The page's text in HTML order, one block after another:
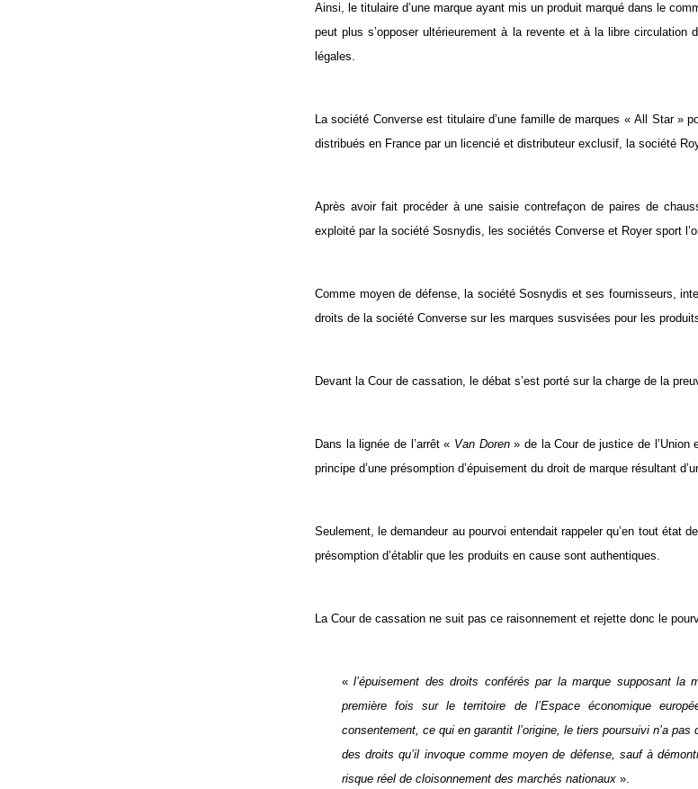
Ainsi, le titulaire d’une marque ayant mis un produit marqué dans le
peut plus s’opposer ultérieurement à la revente et à la libre
légales.
La société Converse est titulaire d’une famille de marques « All Star »
distribués en France par un licencié et distributeur exclusif, la société
Après avoir fait procéder à une saisie contrefaçon de paires de
exploité par la société Sosnydis, les sociétés Converse et Royer sport
Comme moyen de défense, la société Sosnydis et ses fournisseurs,
droits de la société Converse sur les marques susvisées pour les
Devant la Cour de cassation, le débat s’est porté sur la charge de la
Dans la lignée de l’arrêt « Van Doren» de la Cour de justice de l’Union
principe d’une présomption d’épuisement du droit de marque résultant
Seulement, le demandeur au pourvoi entendait rappeler qu’en tout état
présomption d’établir que les produits en cause sont authentiques.
La Cour de cassation ne suit pas ce raisonnement et rejette donc le
«l’épuisement des droits conférés par la marque supposant
première fois sur le territoire de l’Espace économique
consentement, ce qui en garantit l’origine, le tiers poursuivi n’a pas
des droits qu’il invoque comme moyen de défense, sauf à
risque réel de cloisonnement des marchés nationaux ».